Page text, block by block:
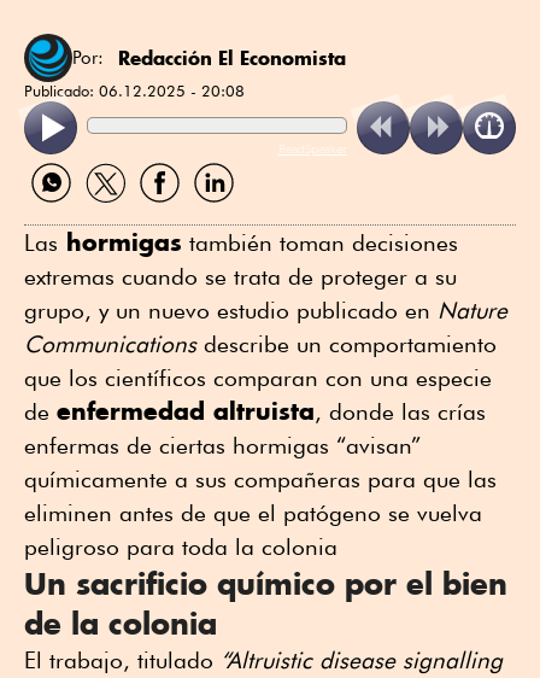
Por: Redacción El Economista
Publicado: 06.12.2025 - 20:08
ReadSpeaker
Compartir
por
Compartir
por
Compartir
por
Compartir
por
Las hormigas también toman decisiones
extremas cuando se trata de proteger a su
grupo, y un nuevo estudio publicado en Nature
Communicationsdescribe un comportamiento
que los científicos comparan con una especie
de enfermedad altruista, donde las crías
enfermas de ciertas hormigas “avisan”
químicamente a sus compañeras para que las
eliminen antes de que el patógeno se vuelva
peligroso para toda la colonia
Un sacrificio químico por el bien
de la colonia
El trabajo, titulado “Altruistic disease signalling